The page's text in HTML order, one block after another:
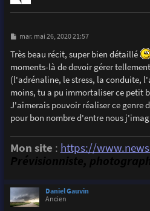
M
s
s
a
g
e
mar. mai 26, 2020 21:57
Très beau récit, super bien détaillé
moments-là de devoir gérer
(l'adrénaline, le stress, la conduite,
moins, tu a pu immortaliser ce petit
J'aimerais pouvoir réaliser ce genre
pour bon nombre d'entre nous
Mon site : https://
Prévisionniste,
Daniel Gauvin
Ancien